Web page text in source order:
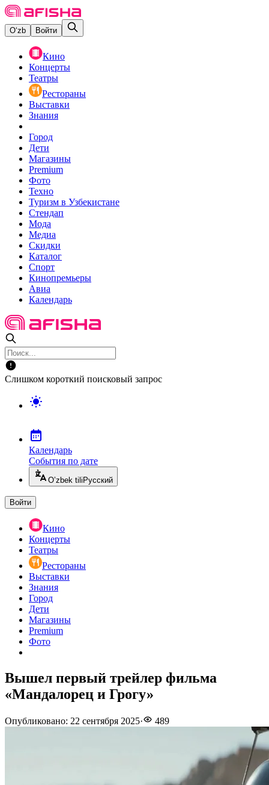
O‘zb Войти
Кино
Концерты
Театры
Рестораны
Выставки
Знания
Город
Дети
Магазины
Premium
Фото
Техно
Туризм в Узбекистане
Стендап
Мода
Медиа
Скидки
Каталог
Спорт
Кинопремьеры
Авиа
Календарь
Слишком короткий поисковый запрос
Календарь
События по дате
O’zbek tili Русский
Войти
Кино
Концерты
Театры
Рестораны
Выставки
Знания
Город
Дети
Магазины
Premium
Фото
Вышел первый трейлер фильма
«Мандалорец и Грогу»
Опубликовано: 22 сентября 2025· 489